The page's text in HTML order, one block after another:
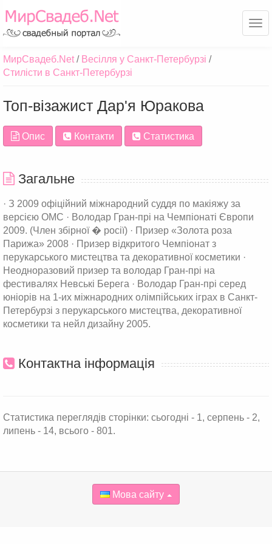
МирСвадеб.Net
Весілля у Санкт-Петербурзі
Стилісти в Санкт-Петербурзі
Топ-візажист Дар'я Юракова
Опис Контакти Статистика
Загальне
· З 2009 офіційний міжнародний суддя по макіяжу за
версією OMC · Володар Гран-прі на Чемпіонаті Європи
2009. (Член збірної � росії) · Призер «Золота роза
Парижа» 2008 · Призер відкритого Чемпіонат з
перукарського мистецтва та декоративної косметики ·
Неодноразовий призер та володар Гран-прі на
фестивалях Невські Берега · Володар Гран-прі серед
юніорів на 1-их міжнародних олімпійських іграх в Санкт-
Петербурзі з перукарського мистецтва, декоративної
косметики та нейл дизайну 2005.
Контактна інформація
Статистика переглядів сторінки: сьогодні - 1, серпень - 2,
липень - 14, всього - 801.
Мова сайту